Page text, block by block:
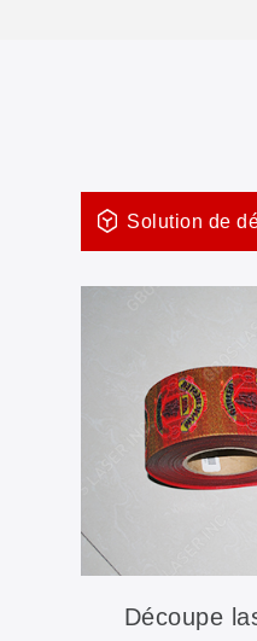
Solution de
Découpe